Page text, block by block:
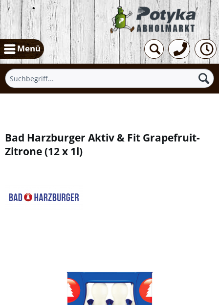
Menü
Bad Harzburger Aktiv & Fit Grapefruit-
Zitrone(12 x 1l)